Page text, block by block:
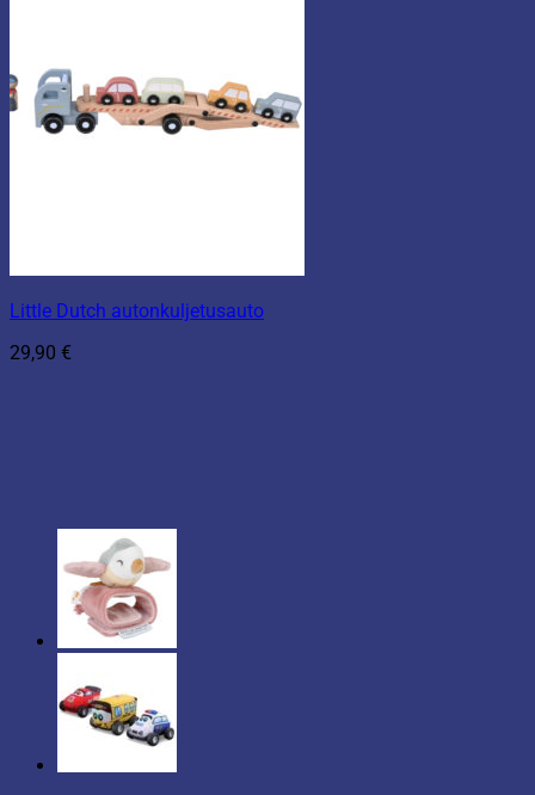
Little Dutch autonkuljetusauto
29,90 €